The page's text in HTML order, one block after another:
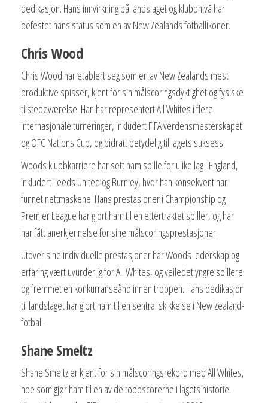
dedikasjon. Hans innvirkning på landslaget og klubbnivå har
befestet hans status som en av New Zealands fotballikoner.
Chris Wood
Chris Wood har etablert seg som en av New Zealands mest
produktive spisser, kjent for sin målscoringsdyktighet og fysiske
tilstedeværelse. Han har representert All Whites i flere
internasjonale turneringer, inkludert FIFA verdensmesterskapet
og OFC Nations Cup, og bidratt betydelig til lagets suksess.
Woods klubbkarriere har sett ham spille for ulike lag i England,
inkludert Leeds United og Burnley, hvor han konsekvent har
funnet nettmaskene. Hans prestasjoner i Championship og
Premier League har gjort ham til en ettertraktet spiller, og han
har fått anerkjennelse for sine målscoringsprestasjoner.
Utover sine individuelle prestasjoner har Woods lederskap og
erfaring vært uvurderlig for All Whites, og veiledet yngre spillere
og fremmet en konkurranseånd innen troppen. Hans dedikasjon
til landslaget har gjort ham til en sentral skikkelse i New Zealand-
fotball.
Shane Smeltz
Shane Smeltz er kjent for sin målscoringsrekord med All Whites,
noe som gjør ham til en av de toppscorerne i lagets historie.